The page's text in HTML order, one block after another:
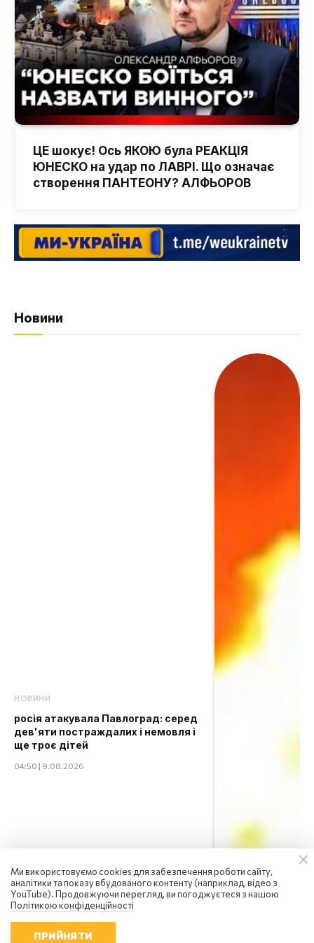
ЦЕ шокує! Ось ЯКОЮ була РЕАКЦІЯ
ЮНЕСКО на удар по ЛАВРІ. Що означає
створення ПАНТЕОНУ? АЛФЬОРОВ
Новини
НОВИНИ
росія атакувала Павлоград: серед
дев'яти постраждалих і немовля і
ще троє дітей
04:50 | 9.08.2026
Ми використовуємо cookies для забезпечення роботи сайту,
аналітики та показу вбудованого контенту (наприклад, відео з
YouTube). Продовжуючи перегляд, ви погоджуєтеся з нашою
Політикою конфіденційності
ПРИЙНЯТИ